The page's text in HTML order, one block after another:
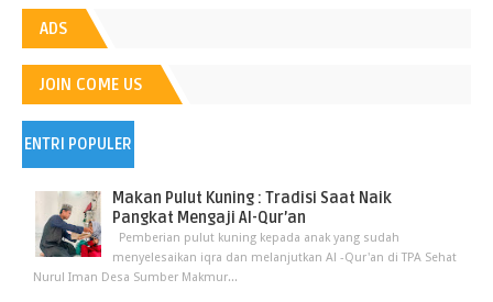
ADS
JOIN COME US
ENTRI POPULER
Makan Pulut Kuning : Tradisi Saat Naik
Pangkat Mengaji Al-Qur’an
Pemberian pulut kuning kepada anak yang sudah
menyelesaikan iqra dan melanjutkan Al -Qur'an di TPA Sehat
Nurul Iman Desa Sumber Makmur...